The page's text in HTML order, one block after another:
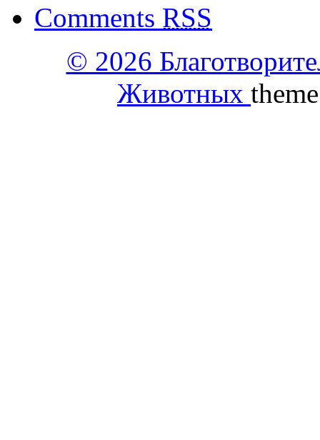
Комментарий*
поставьте галочку если хотите получать на почту
Comments RSS
© 2026
Животных